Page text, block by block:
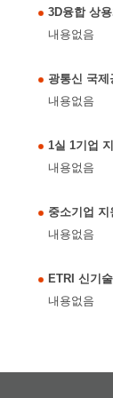
3D융합 상
내용없음
광통신 국
내용없음
1실 1기업
내용없음
중소기업 지
내용없음
ETRI 신기
내용없음